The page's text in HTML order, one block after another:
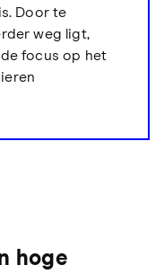
Door te
weg ligt,
focus op het
hoge